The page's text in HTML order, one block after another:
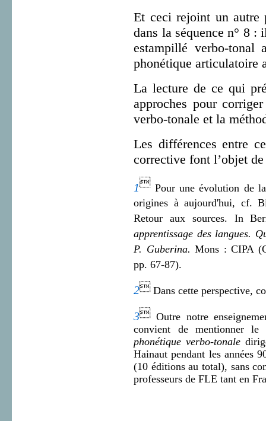
Et ceci rejoint un autre
dans la séquence n° 8 :
estampillé verbo-tonal
phonétique articulatoire
La lecture de ce qui
approches pour
verbo-tonale et la
Les différences entre
corrective font l’objet
1Pour une évolution de
origines à aujourd'hui, cf.
Retour aux sources. In
apprentissage des langues.
P. Guberina. Mons : CIPA
pp. 67-87).
2Dans cette perspective,
3Outre notre
convient de mentionner le
phonétique verbo-tonale
Hainaut pendant les années
(10 éditions au total), sans
professeurs de FLE tant en